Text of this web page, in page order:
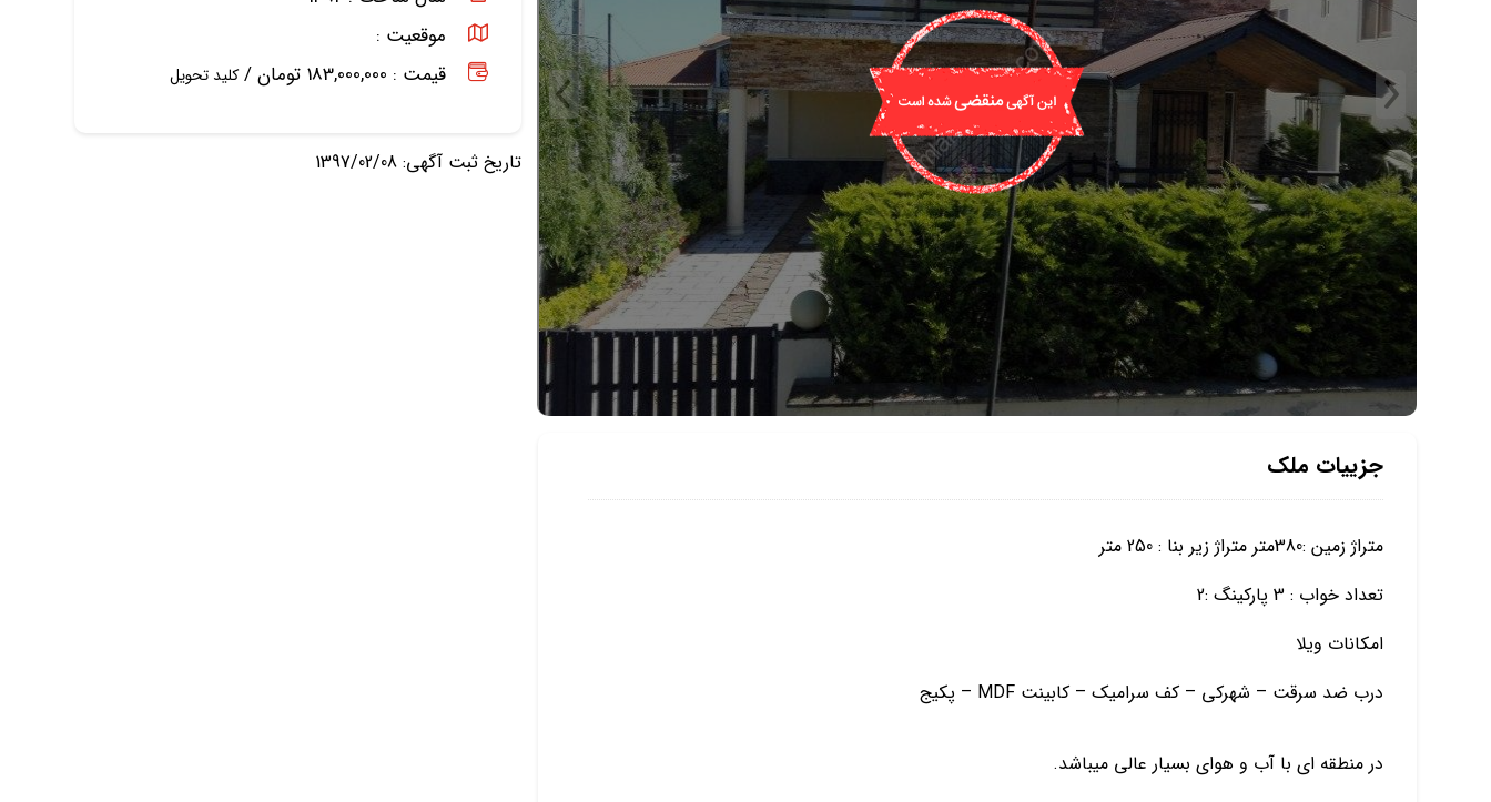
موقعیت :
قیمت : 183,000,000 تومان /
کلید تحویل
تاریخ ثبت آگهی: 1397/02/08
جزییات ملک
متراژ زمین :380متر متراژ زیر بنا : 250 متر
تعداد خواب : 3 پارکینگ :2
امکانات ویلا
درب ضد سرقت – شهرکی – کف سرامیک – کابینت MDF – پکیج
در منطقه ای با آب و هوای بسیار عالی میباشد.